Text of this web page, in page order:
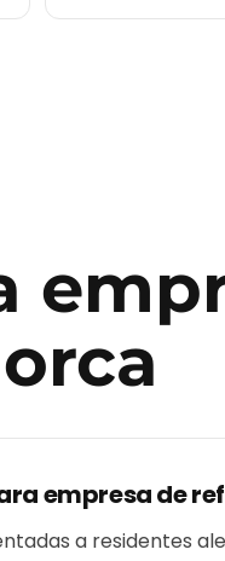
empresa de
a residentes